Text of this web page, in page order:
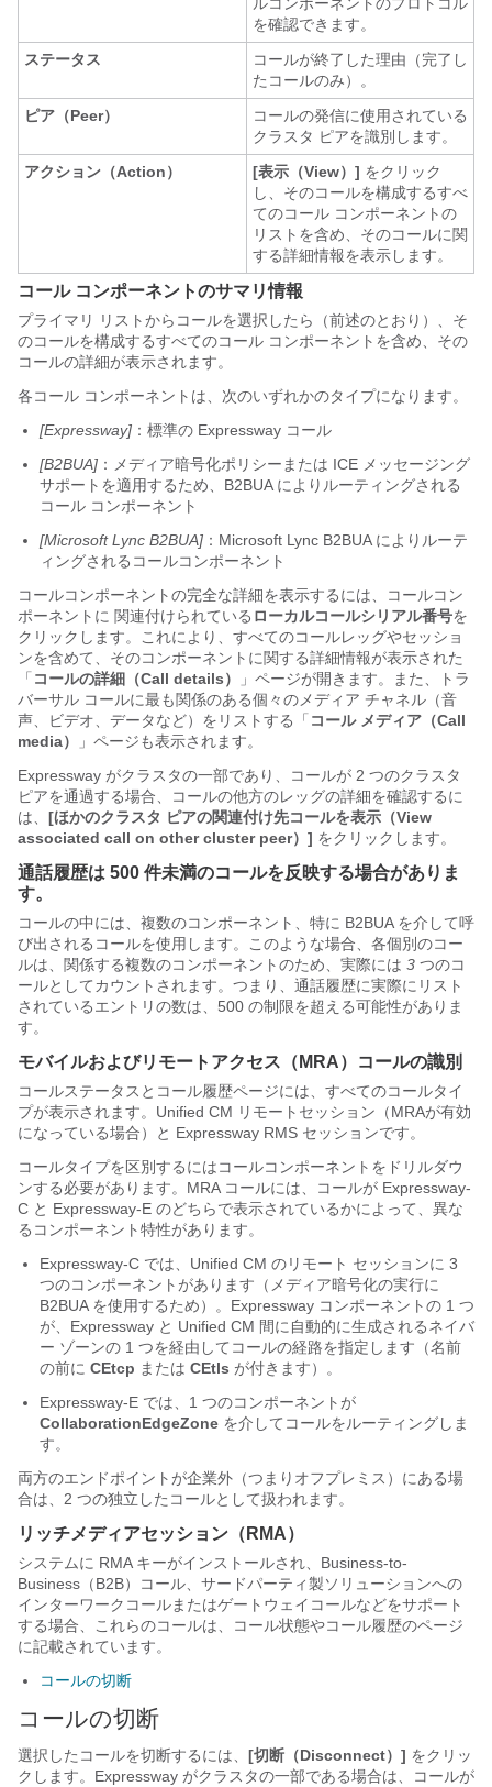
を確認できます。
ステータス
コールが終了した理由（完了し
たコールのみ）。
ピア（Peer）
コールの発信に使用されている
クラスタ ピアを識別します。
アクション（Action）
[表示（View）] をクリック
し、そのコールを構成するすべ
てのコール コンポーネントの
リストを含め、そのコールに関
する詳細情報を表示します。
コール コンポーネントのサマリ情報
プライマリ リストからコールを選択したら（前述のとおり）、そ
のコールを構成するすべてのコール コンポーネントを含め、その
コールの詳細が表示されます。
各コール コンポーネントは、次のいずれかのタイプになります。
[Expressway] ：標準の Expressway コール
[B2BUA] ：メディア暗号化ポリシーまたは ICE メッセージング
サポートを適用するため、B2BUA によりルーティングされる
コール コンポーネント
[Microsoft Lync B2BUA] ：Microsoft Lync B2BUA によりルーテ
ィングされるコールコンポーネント
コールコンポーネントの完全な詳細を表示するには、コールコン
ポーネントに 関連付けられている ローカルコールシリアル番号を
クリックします。これにより、すべてのコールレッグやセッショ
ンを含めて、そのコンポーネントに関する詳細情報が表示された
「 コールの詳細（Call details）
」ページが開きます。また、トラ
バーサル コールに最も関係のある個々のメディア チャネル（音
声、ビデオ、データなど）をリストする「 コール メディア（Call
media）
」ページも表示されます。
Expressway がクラスタの一部であり、コールが 2 つのクラスタ
ピアを通過する場合、コールの他方のレッグの詳細を確認するに
は、 [ほかのクラスタ ピアの関連付け先コールを表示（View
associated call on other cluster peer）] をクリックします。
通話履歴は 500 件未満のコールを反映する場合がありま
す。
コールの中には、複数のコンポーネント、特に B2BUA を介して呼
び出されるコールを使用します。このような場合、各個別のコー
ルは、関係する複数のコンポーネントのため、実際には 3 つのコ
ールとしてカウントされます。つまり、通話履歴に実際にリスト
されているエントリの数は、500 の制限を超える可能性がありま
す。
モバイルおよびリモートアクセス（MRA）コールの識別
コールステータスとコール履歴ページには、すべてのコールタイ
プが表示されます。Unified CM リモートセッション（MRAが有効
になっている場合）と Expressway RMS セッションです。
コールタイプを区別するにはコールコンポーネントをドリルダウ
ンする必要があります。MRA コールには、コールが Expressway-
C と Expressway-E のどちらで表示されているかによって、異な
るコンポーネント特性があります。
Expressway-C では、Unified CM のリモート セッションに 3
つのコンポーネントがあります（メディア暗号化の実行に
B2BUA を使用するため）。Expressway コンポーネントの 1 つ
が、Expressway と Unified CM 間に自動的に生成されるネイバ
ー ゾーンの 1 つを経由してコールの経路を指定します（名前
の前に CEtcp または CEtls が付きます）。
Expressway-E では、1 つのコンポーネントが
CollaborationEdgeZone を介してコールをルーティングしま
す。
両方のエンドポイントが企業外（つまりオフプレミス）にある場
合は、2 つの独立したコールとして扱われます。
リッチメディアセッション（RMA）
システムに RMA キーがインストールされ、Business-to-
Business（B2B）コール、サードパーティ製ソリューションへの
インターワークコールまたはゲートウェイコールなどをサポート
する場合、これらのコールは、コール状態やコール履歴のページ
に記載されています。
コールの切断
コールの切断
選択したコールを切断するには、 [切断（Disconnect）] をクリッ
クします。Expressway がクラスタの一部である場合は、コールが